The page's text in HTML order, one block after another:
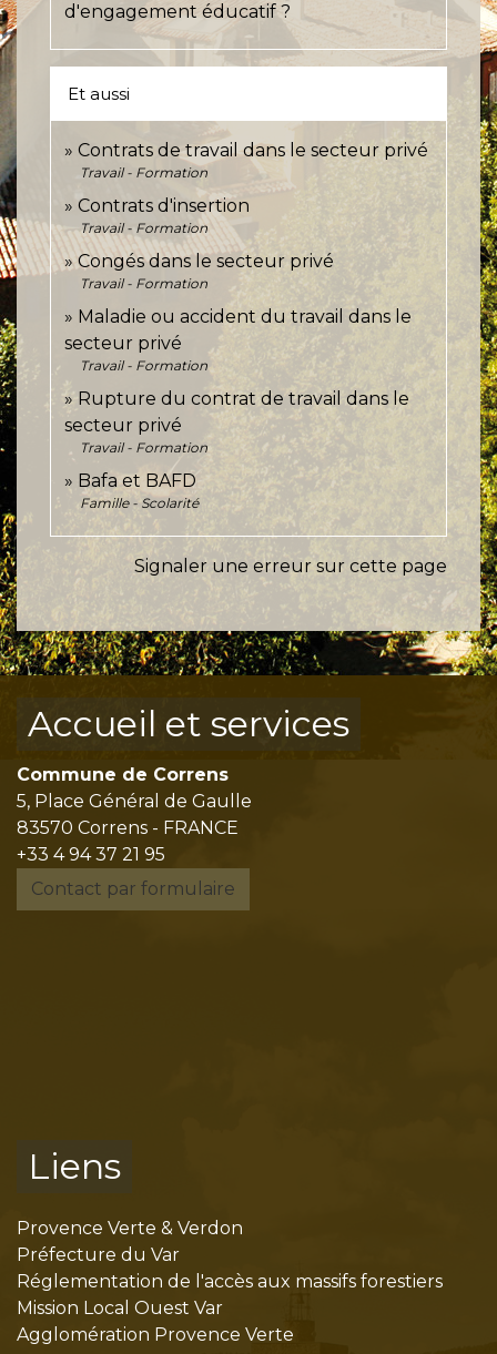
d'engagement éducatif ?
Et aussi
Contrats de travail dans le secteur privé
Travail - Formation
Contrats d'insertion
Travail - Formation
Congés dans le secteur privé
Travail - Formation
Maladie ou accident du travail dans le
secteur privé
Travail - Formation
Rupture du contrat de travail dans le
secteur privé
Travail - Formation
Bafa et BAFD
Famille - Scolarité
Signaler une erreur sur cette page
Accueil et services
Commune de Correns
5, Place Général de Gaulle
83570 Correns - FRANCE
+33 4 94 37 21 95
Contact par formulaire
Liens
Provence Verte & Verdon
Préfecture du Var
Réglementation de l'accès aux massifs forestiers
Mission Local Ouest Var
Agglomération Provence Verte